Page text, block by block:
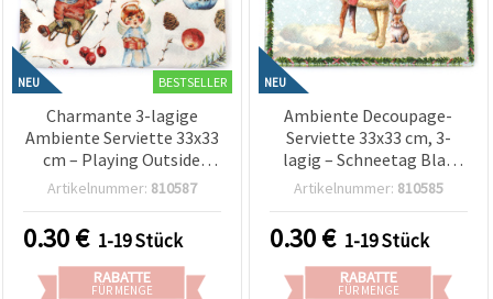
NEU BESTSELLER
Charmante 3-lagige
Ambiente Serviette 33x33
cm – Playing Outside
Weiß, 1 Stück – Ideal für
Serviettentechnik
Bastelprojekte
Artikelnummer: 810587
0.30€ 1-19 Stück
RABATTE
FÜR MENGE
NEU
Ambiente Decoupage-
Serviette 33x33 cm, 3-
lagig – Schneetag Blau
Design, ideal für
Weihnachtsdeko & DIY-
Handarbeiten
Artikelnummer: 810585
0.30€ 1-19 Stück
RABATTE
FÜR MENGE